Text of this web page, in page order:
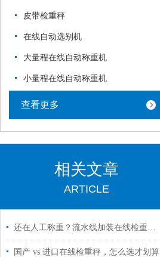
皮带检重秤
在线自动选别机
大量程在线自动称重机
小量程在线自动称重机
查看更多
相关文章
ARTICLE
还在人工称重？流水线加装在线检重秤到底有多香
国产 vs 进口在线检重秤，怎么选才划算